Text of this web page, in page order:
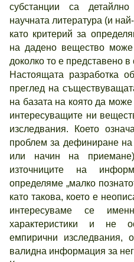
субстанции са
научната литература (и
като критерий за
на дадено вещество
доколко то е представено в
Настоящата разработка
преглед на
на базата на която да
интересуващите ни
изследвания. Което
проблем за дефиниране на
или начин на
източниците на
определяме „малко
като такова, което е
интересуваме се
характеристики и не
емпирични изследвания,
валидна информация за